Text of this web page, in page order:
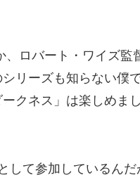
ロバート・ワイズ監
リーズも知らない僕
クネス」は楽しめま
て参加しているんだ